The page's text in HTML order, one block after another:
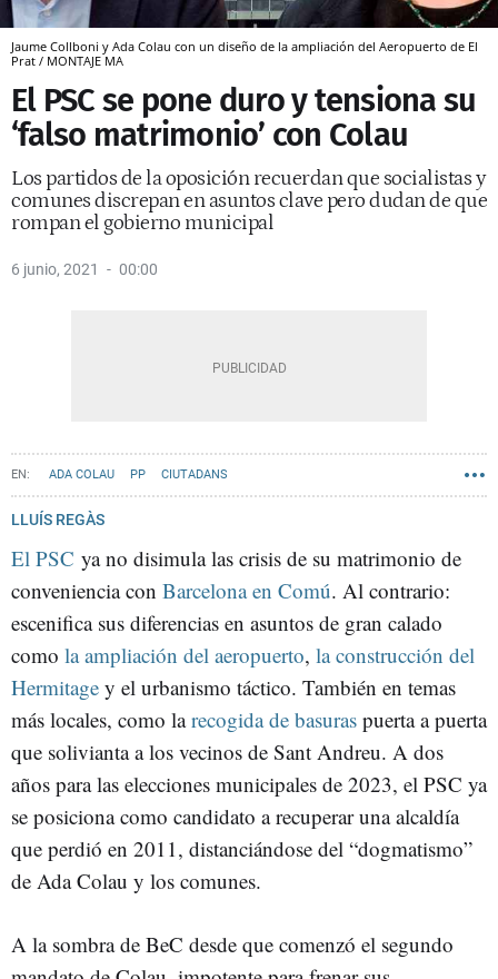
Jaume Collboni y Ada Colau con un diseño de la ampliación del Aeropuerto de El
Prat / MONTAJE MA
El PSC se pone duro y tensiona su
‘falso matrimonio’ con Colau
Los partidos de la oposición recuerdan que socialistas y
comunes discrepan en asuntos clave pero dudan de que
rompan el gobierno municipal
6 junio, 2021 00:00
ADA COLAU PP CIUTADANS
PSC - PARTIT DELS SOCIALISTES DE CATALUNYA
ERNEST MARAGALL JXCAT JAUME COLLBONI VALENTS
LLUÍS REGÀS
El PSC ya no disimula las crisis de su matrimonio de
conveniencia con Barcelona en Comú. Al contrario:
escenifica sus diferencias en asuntos de gran calado
como la ampliación del aeropuerto, la construcción del
Hermitage y el urbanismo táctico. También en temas
más locales, como larecogida de basuras puerta a puerta
que solivianta a los vecinos de Sant Andreu. A dos
años para las elecciones municipales de 2023, el PSC ya
se posiciona como candidato a recuperar una alcaldía
que perdió en 2011, distanciándose del “dogmatismo”
de Ada Colau y los comunes.
A la sombra de BeC desde que comenzó el segundo